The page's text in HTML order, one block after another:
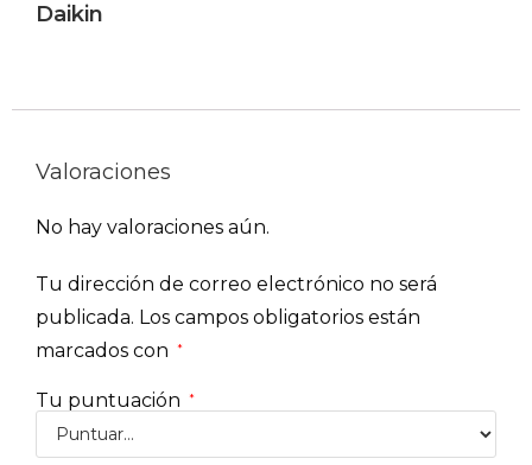
Daikin
Valoraciones
No hay valoraciones aún.
Tu dirección de correo electrónico no será
publicada. Los campos obligatorios están
marcados con
*
Tu puntuación *